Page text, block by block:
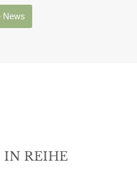
News
IN REIHE